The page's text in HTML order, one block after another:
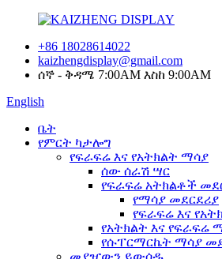
+86 18028614022
kaizhengdisplay@gmail.com
ሰኞ - ቅዳሜ 7:00AM እስከ 9:00AM
English
ቤት
የምርት ካታሎግ
የፍራፍሬ እና የአትክልት ማሳያ
ሰው ሰራሽ ሣር
የፍራፍሬ አትክልቶች
የማሳያ መደርደሪያ
የፍራፍሬ እና
የአትክልት እና
የሱፐርማርኬት ማሳያ
መያዣውን ይውሰዱ